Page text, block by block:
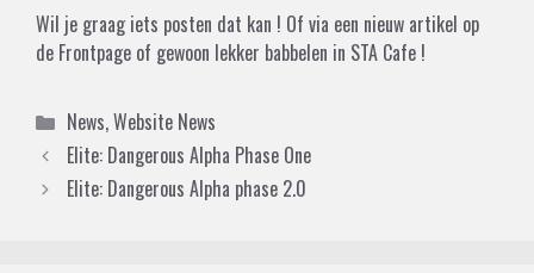
Wil je graag iets posten dat kan ! Of via een nieuw artikel op
de Frontpage of gewoon lekker babbelen in STA Cafe !
Categories
News,Website News
Elite: Dangerous Alpha Phase One
Elite: Dangerous Alpha phase 2.0